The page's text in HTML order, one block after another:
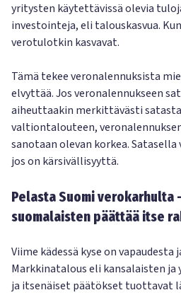
yritysten käytettävissä olevia
investointeja, eli talouskasvua.
verotulotkin kasvavat.
Tämä tekee veronalennuksista
elvyttää. Jos veronalennukseen
aiheuttaakin merkittävästi
valtiontalouteen,
sanotaan olevan korkea. Satasella
jos on kärsivällisyyttä.
Pelasta Suomi verokarhulta
suomalaisten päättää itse
Viime kädessä kyse on vapaudesta
Markkinatalous eli kansalaisten ja
ja itsenäiset päätökset tuottavat